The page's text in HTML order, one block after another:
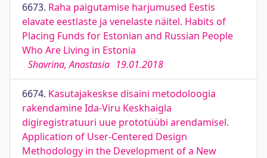
6673. Raha paigutamise harjumused Eestis
elavate eestlaste ja venelaste näitel. Habits of
Placing Funds for Estonian and Russian People
Who Are Living in Estonia
Shavrina, Anastasia 19.01.2018
6674. Kasutajakeskse disaini metodoloogia
rakendamine Ida-Viru Keskhaigla
digiregistratuuri uue prototüübi arendamisel.
Application of User-Centered Design
Methodology in the Development of a New